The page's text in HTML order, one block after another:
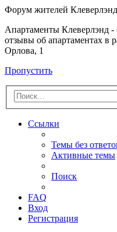
Форум жителей
Апартаменты Клеверлэнд
отзывы об апартаментах в
Орлова, 1
Пропустить
Ссылки
Темы без
Активные темы
Поиск
FAQ
Вход
Регистрация